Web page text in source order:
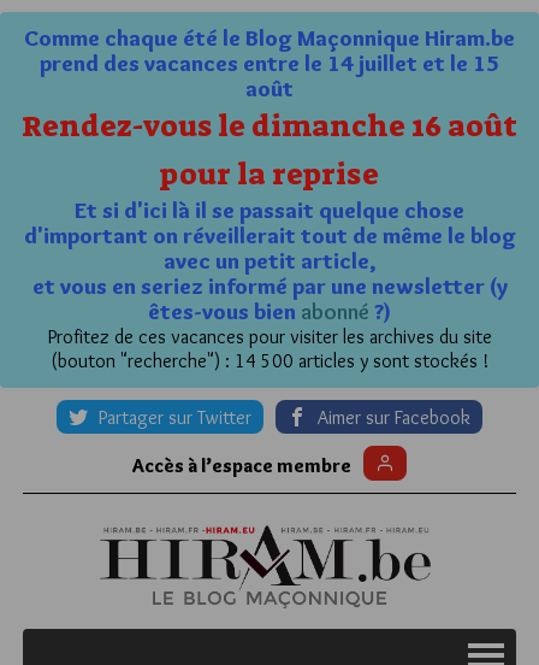
Comme chaque été le Blog Maçonnique Hiram.be
prend des vacances entre le 14 juillet et le 15
août
Rendez-vous le dimanche 16 août
pour la reprise
Et si d'ici là il se passait quelque chose
d'important on réveillerait tout de même le blog
avec un petit article,
et vous en seriez informé par une newsletter (y
êtes-vous bien abonné ?)
Profitez de ces vacances pour visiter les archives du site
(bouton "recherche") : 14 500 articles y sont stockés !
Partager sur Twitter Aimer sur Facebook
Accès à l’espace membre